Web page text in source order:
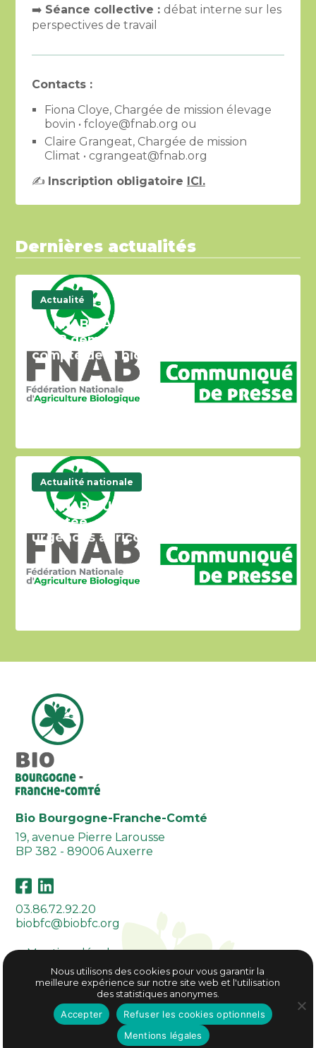
➡️ Séance collective : débat interne sur les
perspectives de travail
Contacts :
Fiona Cloye, Chargée de mission élevage
bovin • fcloye@fnab.org ou
Claire Grangeat, Chargée de mission
Climat • cgrangeat@fnab.org
✍️ Inscription obligatoire ICI.
Dernières actualités
Actualité
CP FNAB – Adaptation climatique, la
FNAB demande une meilleure prise en
compte de la bio
Actualité nationale
CP FNAB – Une loi rétrograde
adoptée, aucune réponse aux 5 vraies
urgences agricoles
Bio Bourgogne-Franche-Comté
19, avenue Pierre Larousse
BP 382 - 89006 Auxerre
03.86.72.92.20
biobfc@biobfc.org
Mentions légales
Plan du site
Plan du site
Création site internet
Nous utilisons des cookies pour vous garantir la
meilleure expérience sur notre site web et l'utilisation
des statistiques anonymes.
Accepter
Refuser les cookies optionnels
Mentions légales